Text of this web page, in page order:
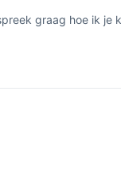
graag hoe ik je